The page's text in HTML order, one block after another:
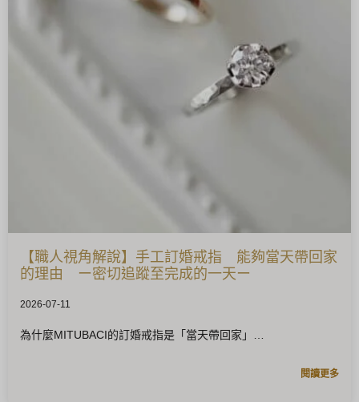
【職人視角解說】手工訂婚戒指 能夠當天帶回家
的理由 ー密切追蹤至完成的一天ー
2026-07-11
為什麼MITUBACI的訂婚戒指是「當天帶回家」
閱讀更多